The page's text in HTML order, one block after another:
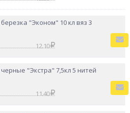
"Эконом" 10 кл вяз 3
12.10
"Экстра" 7,5кл 5 нитей
11.40